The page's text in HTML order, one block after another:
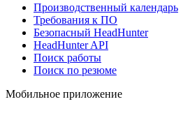
Производственный календарь
Требования к ПО
Безопасный HeadHunter
HeadHunter API
Поиск работы
Поиск по резюме
Мобильное приложение